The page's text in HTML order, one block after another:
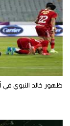
ظهور خالد النبوي